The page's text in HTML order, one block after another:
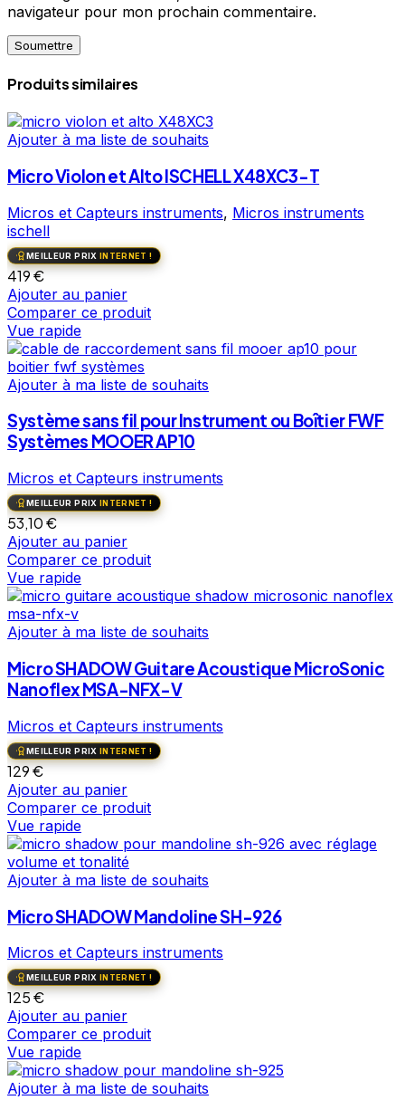
navigateur pour mon prochain commentaire.
Produits similaires
Ajouter à ma liste de souhaits
Micro Violon et Alto ISCHELL X48XC3-T
Micros et Capteurs instruments, Micros instruments
ischell
MEILLEUR PRIX INTERNET !
419€
Ajouter au panier
Comparer ce produit
Vue rapide
Ajouter à ma liste de souhaits
Système sans fil pour Instrument ou Boîtier FWF
Systèmes MOOER AP10
Micros et Capteurs instruments
MEILLEUR PRIX INTERNET !
53,10€
Ajouter au panier
Comparer ce produit
Vue rapide
Ajouter à ma liste de souhaits
Micro SHADOW Guitare Acoustique MicroSonic
Nanoflex MSA-NFX-V
Micros et Capteurs instruments
MEILLEUR PRIX INTERNET !
129€
Ajouter au panier
Comparer ce produit
Vue rapide
Ajouter à ma liste de souhaits
Micro SHADOW Mandoline SH-926
Micros et Capteurs instruments
MEILLEUR PRIX INTERNET !
125€
Ajouter au panier
Comparer ce produit
Vue rapide
Ajouter à ma liste de souhaits